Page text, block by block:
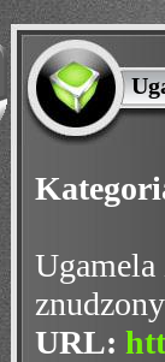
Ugamela
URL: